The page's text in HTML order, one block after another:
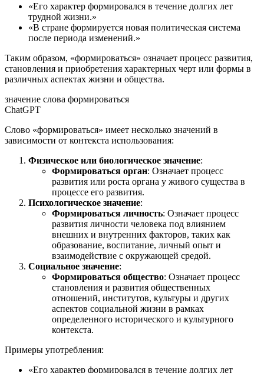
«Его характер формировался в течение долгих лет
трудной жизни.»
«В стране формируется новая политическая система
после периода изменений.»
Таким образом, «формироваться» означает процесс развития,
становления и приобретения характерных черт или формы в
различных аспектах жизни и общества.
значение слова формироваться
ChatGPT
Слово «формироваться» имеет несколько значений в
зависимости от контекста использования:
Физическое или биологическое значение:
Формироваться орган: Означает процесс
развития или роста органа у живого существа в
процессе его развития.
Психологическое значение:
Формироваться личность: Означает процесс
развития личности человека под влиянием
внешних и внутренних факторов, таких как
образование, воспитание, личный опыт и
взаимодействие с окружающей средой.
Социальное значение:
Формироваться общество: Означает процесс
становления и развития общественных
отношений, институтов, культуры и других
аспектов социальной жизни в рамках
определенного исторического и культурного
контекста.
Примеры употребления:
«Его характер формировался в течение долгих лет